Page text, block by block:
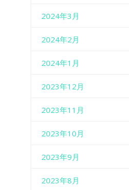
2024年3月
2024年2月
2024年1月
2023年12月
2023年11月
2023年10月
2023年9月
2023年8月